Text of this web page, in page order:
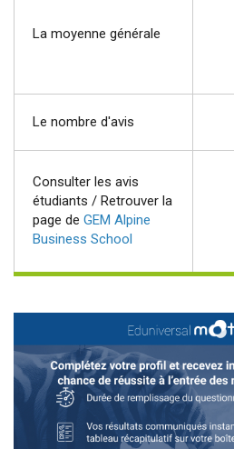
La moyenne générale
Le nombre d'avis
Consulter les avis
étudiants / Retrouver la
page de GEM Alpine
Business School